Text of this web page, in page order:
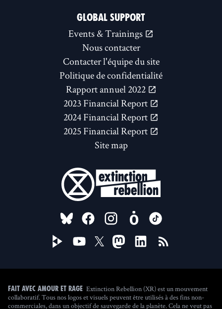
GLOBAL SUPPORT
Events & Trainings
Nous contacter
Contacter l'équipe du site
Politique de confidentialité
Rapport annuel 2022
2023 Financial Report
2024 Financial Report
2025 Financial Report
Site map
FOLLOW US ON
Fait avec amour et rage Extinction Rebellion (XR) est un mouvement
collaboratif. Tous nos logos et visuels peuvent être utilisés à des fins non-
commerciales, dans un objectif de sauvegarde de la planète. Cela ne veut pas